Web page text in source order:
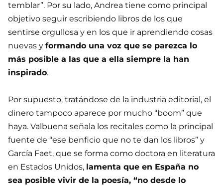
temblar”. Por su lado, Andrea tiene como principal
objetivo seguir escribiendo libros de los que
sentirse orgullosa y en los que ir aprendiendo cosas
nuevas y formando una voz que se parezca lo
más posible a las que a ella siempre la han
inspirado.
Por supuesto, tratándose de la industria editorial, el
dinero tampoco aparece por mucho “boom” que
haya. Valbuena señala los recitales como la principal
fuente de “ese benficio que no te dan los libros” y
García Faet, que se forma como doctora en literatura
en Estados Unidos, lamenta que en España no
sea posible vivir de la poesía, “no desde lo